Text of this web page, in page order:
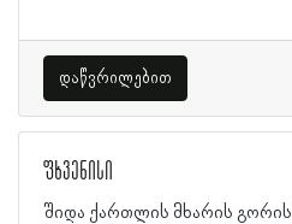
დაწვრილებით
ფხვენისი
შიდა ქართლის მხარის